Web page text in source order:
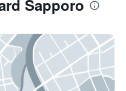
Sapporo